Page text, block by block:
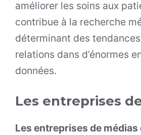
améliorer les soins aux
contribue à la recherche
déterminant des
relations dans d’énormes
données.
Les entreprises
Les entreprises de